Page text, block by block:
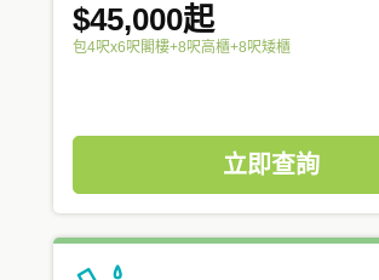
$45,000起
包4呎x6呎閣樓+8呎高櫃+8呎矮櫃
立即查詢